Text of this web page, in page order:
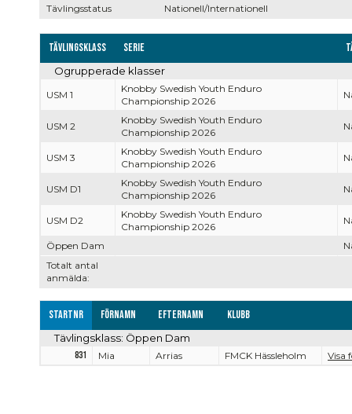
Tävlingsstatus
Nationell/Internationell
Tävlingsklass Serie
Totalt antal
anmälda:
Ogrupperade klasser
USM 1
Knobby Swedish Youth Enduro
Championship 2026
USM 2
Knobby Swedish Youth Enduro
Championship 2026
USM 3
Knobby Swedish Youth Enduro
Championship 2026
USM D1
Knobby Swedish Youth Enduro
Championship 2026
USM D2
Knobby Swedish Youth Enduro
Championship 2026
Öppen Dam
Startnr Förnamn Efternamn Klubb
Tävlingsklass: Öppen Dam
831 Mia Arrias FMCK Hässleholm Visa